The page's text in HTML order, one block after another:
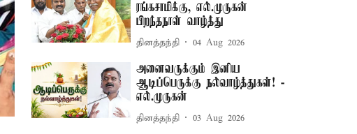
ரங்கசாமிக்கு, எல்.முருகன்
பிறந்தநாள் வாழ்த்து
தினத்தந்தி 04 Aug 2026
அனைவருக்கும் இனிய
ஆடிப்பெருக்கு நல்வாழ்த்துகள்! -
எல்.முருகன்
தினத்தந்தி 03 Aug 2026